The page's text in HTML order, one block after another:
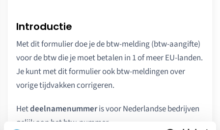
Introductie
Met dit formulier doe je de btw-melding (btw-aangifte)
voor de btw die je moet betalen in 1 of meer EU-landen.
Je kunt met dit formulier ook btw-meldingen over
vorige tijdvakken corrigeren.
Hetdeelnamenummeris voor Nederlandse bedrijven
gelijk aan het btw-nummer.